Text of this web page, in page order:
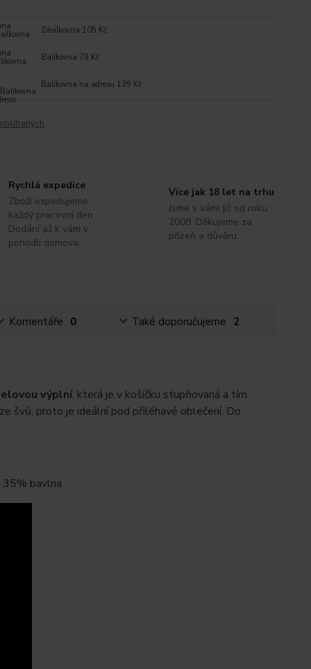
Zásilkovna 105 Kč
Balíkovna 79 Kč
Balíkovna na adresu 139 Kč
Rychlá expedice
Zboží expedujeme
každý pracovní den.
Dodání až k vám v
pohodlí domova.
Více jak 18 let na trhu
Jsme s vámi již od roku
2008. Děkujeme za
přízeň a důvěru.
Komentáře 0 Také doporučujeme 2
výplní, která je v košíčku stupňovaná a tím
švů, proto je ideální pod přiléhavé oblečení. Do
bavlna